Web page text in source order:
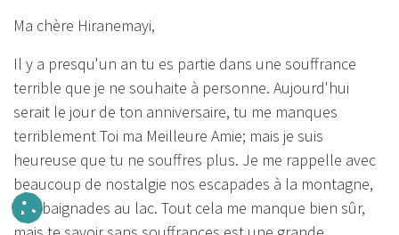
Ma chère Hiranemayi,
Il y a presqu'un an tu es partie dans une souffrance
terrible que je ne souhaite à personne. Aujourd'hui
serait le jour de ton anniversaire, tu me manques
terriblement Toi ma Meilleure Amie; mais je suis
heureuse que tu ne souffres plus. Je me rappelle avec
beaucoup de nostalgie nos escapades à la montagne,
nos baignades au lac. Tout cela me manque bien sûr,